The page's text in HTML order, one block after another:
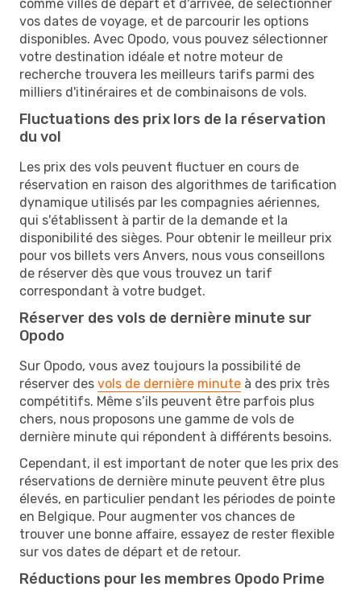
comme villes de départ et d'arrivée, de sélectionner
vos dates de voyage, et de parcourir les options
disponibles. Avec Opodo, vous pouvez sélectionner
votre destination idéale et notre moteur de
recherche trouvera les meilleurs tarifs parmi des
milliers d'itinéraires et de combinaisons de vols.
Fluctuations des prix lors de la réservation
du vol
Les prix des vols peuvent fluctuer en cours de
réservation en raison des algorithmes de tarification
dynamique utilisés par les compagnies aériennes,
qui s'établissent à partir de la demande et la
disponibilité des sièges. Pour obtenir le meilleur prix
pour vos billets vers Anvers, nous vous conseillons
de réserver dès que vous trouvez un tarif
correspondant à votre budget.
Réserver des vols de dernière minute sur
Opodo
Sur Opodo, vous avez toujours la possibilité de
réserver des vols de dernière minute à des prix très
compétitifs. Même s’ils peuvent être parfois plus
chers, nous proposons une gamme de vols de
dernière minute qui répondent à différents besoins.
Cependant, il est important de noter que les prix des
réservations de dernière minute peuvent être plus
élevés, en particulier pendant les périodes de pointe
en Belgique. Pour augmenter vos chances de
trouver une bonne affaire, essayez de rester flexible
sur vos dates de départ et de retour.
Réductions pour les membres Opodo Prime